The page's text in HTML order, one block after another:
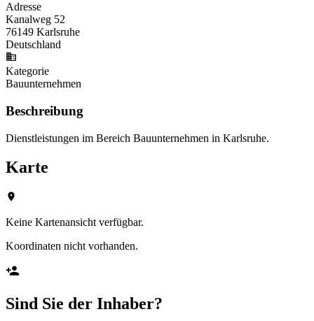
Adresse
Kanalweg 52
76149 Karlsruhe
Deutschland
Kategorie
Bauunternehmen
Beschreibung
Dienstleistungen im Bereich Bauunternehmen in Karlsruhe.
Karte
Keine Kartenansicht verfügbar.
Koordinaten nicht vorhanden.
Sind Sie der Inhaber?